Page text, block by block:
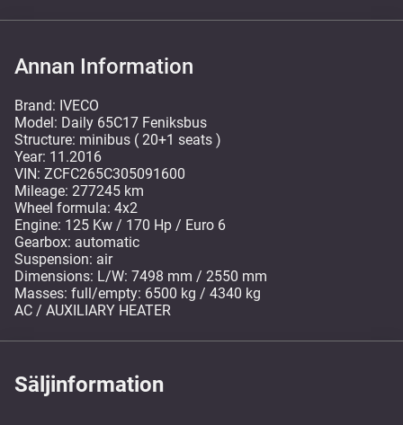
Annan Information
Brand: IVECO
Model: Daily 65C17 Feniksbus
Structure: minibus ( 20+1 seats )
Year: 11.2016
VIN: ZCFC265C305091600
Mileage: 277245 km
Wheel formula: 4x2
Engine: 125 Kw / 170 Hp / Euro 6
Gearbox: automatic
Suspension: air
Dimensions: L/W: 7498 mm / 2550 mm
Masses: full/empty: 6500 kg / 4340 kg
AC / AUXILIARY HEATER
Säljinformation